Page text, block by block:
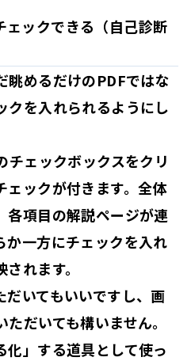
ェックできる（自己診断
眺めるだけのPDFではな
クを入れられるようにし
チェックボックスをクリ
ェックが付きます。全体
各項目の解説ページが連
か一方にチェックを入れ
れます。
いてもいいですし、画
だいても構いません。
化」する道具として使っ